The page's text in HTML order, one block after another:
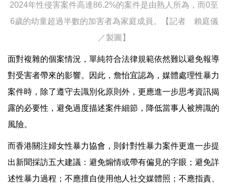
2024年性侵害案件高達86.2%的案件是由熟人所為，而0至
6歲的幼童超過半數的加害者為家庭成員。【記者 賴庭儀
／製圖】
面對複雜的個案情況，單純符合法律規範依然難以避免報導
對受害者帶來的影響。因此，詹怡宜認為，媒體處理性暴力
案件時，除了遵守去識別化原則外，更應進一步思考資訊揭
露的必要性，避免過度描述案件細節，降低當事人被辨識的
風險。
而香港關注婦女性暴力協會，則針對性暴力案件更進一步提
出新聞採訪五大建議：避免煽情或帶有偏見的字眼；避免詳
述性暴力過程；不應擅自使用他人社交媒體照；不應指責、